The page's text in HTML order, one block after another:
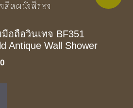
อถือวินเทจ BF351
Antique Wall Shower
Current